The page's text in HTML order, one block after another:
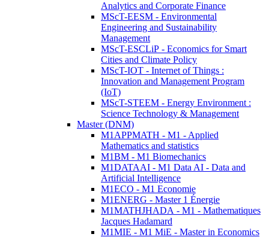
Analytics and Corporate Finance
MScT-EESM - Environmental
Engineering and Sustainability
Management
MScT-ESCLiP - Economics for Smart
Cities and Climate Policy
MScT-IOT - Internet of Things :
Innovation and Management Program
(IoT)
MScT-STEEM - Energy Environment :
Science Technology & Management
Master (DNM)
M1APPMATH - M1 - Applied
Mathematics and statistics
M1BM - M1 Biomechanics
M1DATAAI - M1 Data AI - Data and
Artificial Intelligence
M1ECO - M1 Economie
M1ENERG - Master 1 Énergie
M1MATHJHADA - M1 - Mathematiques
Jacques Hadamard
M1MIE - M1 MiE - Master in Economics